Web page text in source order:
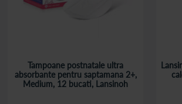
Tampoane postnatale ultra
absorbante pentru saptamana 2+,
Medium, 12 bucati, Lansinoh